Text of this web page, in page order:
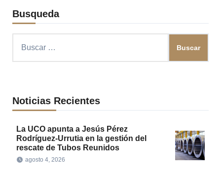
Busqueda
Noticias Recientes
La UCO apunta a Jesús Pérez
Rodríguez-Urrutia en la gestión del
rescate de Tubos Reunidos
agosto 4, 2026